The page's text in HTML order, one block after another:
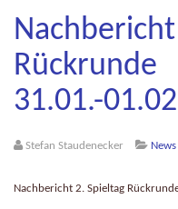
Rückrunde
31.01.-
Stefan Staudenecker News
Nachbericht 2. Spieltag